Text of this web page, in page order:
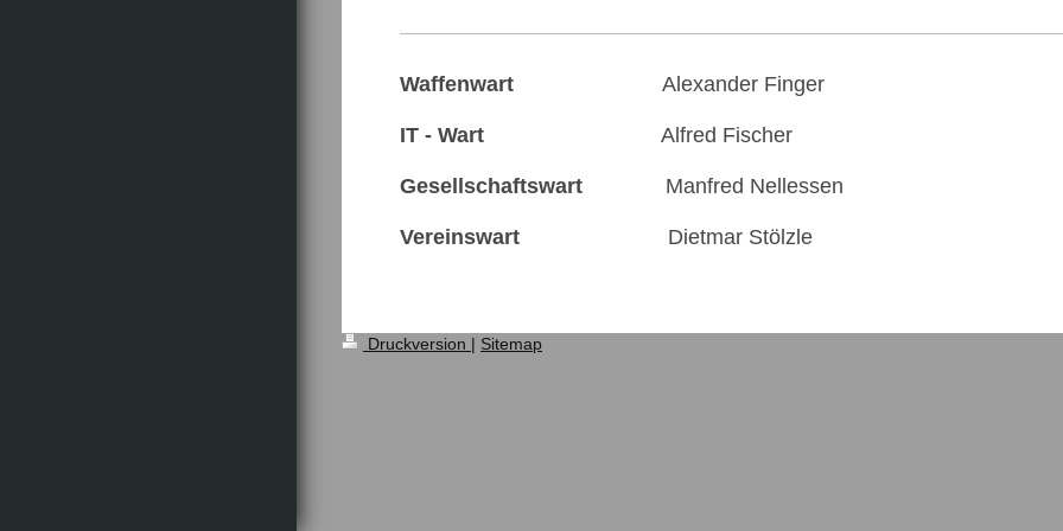
Waffenwart Alexander Finger
IT - Wart Alfred Fischer
Gesellschaftswart Manfred Nellessen
Vereinswart Dietmar Stölzle
Druckversion | Sitemap